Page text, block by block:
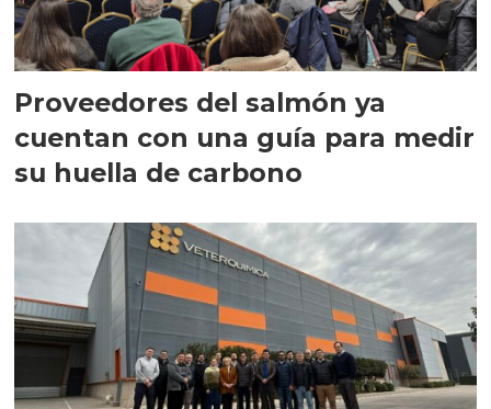
Proveedores del salmón ya
cuentan con una guía para medir
su huella de carbono